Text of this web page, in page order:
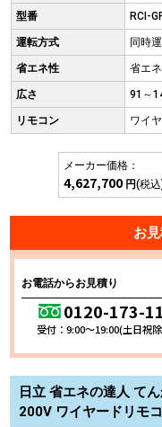
型番 RCI-
運転方式 同時
省エネ性 省エネ
広さ 91～
リモコン ワイ
メーカー価格：
4,627,700 円(税
お
お電話からお見積り
0120-173-
受付：9:00～19:00(土日祝
日立 省エネの達人 て
200V ワイヤードリモ